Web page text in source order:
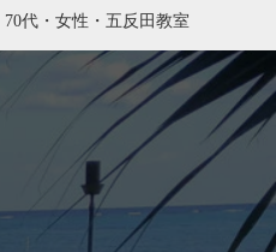
代・女性・五反田教室